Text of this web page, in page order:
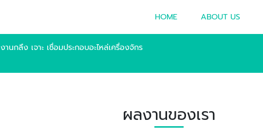
HOME ABOUT US
งานกลึง เจาะ เชื่อมประกอบอะไหล่เครื่องจักร
ผลงานของเรา